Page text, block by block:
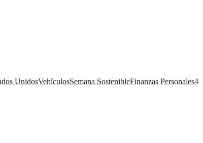
UnidosVehículosSemana SostenibleFinanzas Personales4